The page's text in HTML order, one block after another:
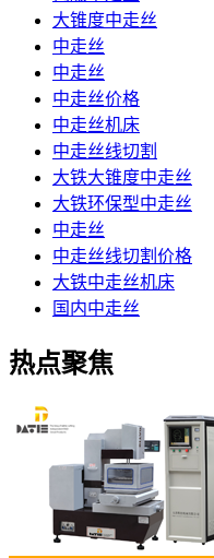
大锥度中走丝
中走丝
中走丝
中走丝价格
中走丝机床
中走丝线切割
大铁大锥度中走丝
大铁环保型中走丝
中走丝
中走丝线切割价格
大铁中走丝机床
国内中走丝
热点聚焦